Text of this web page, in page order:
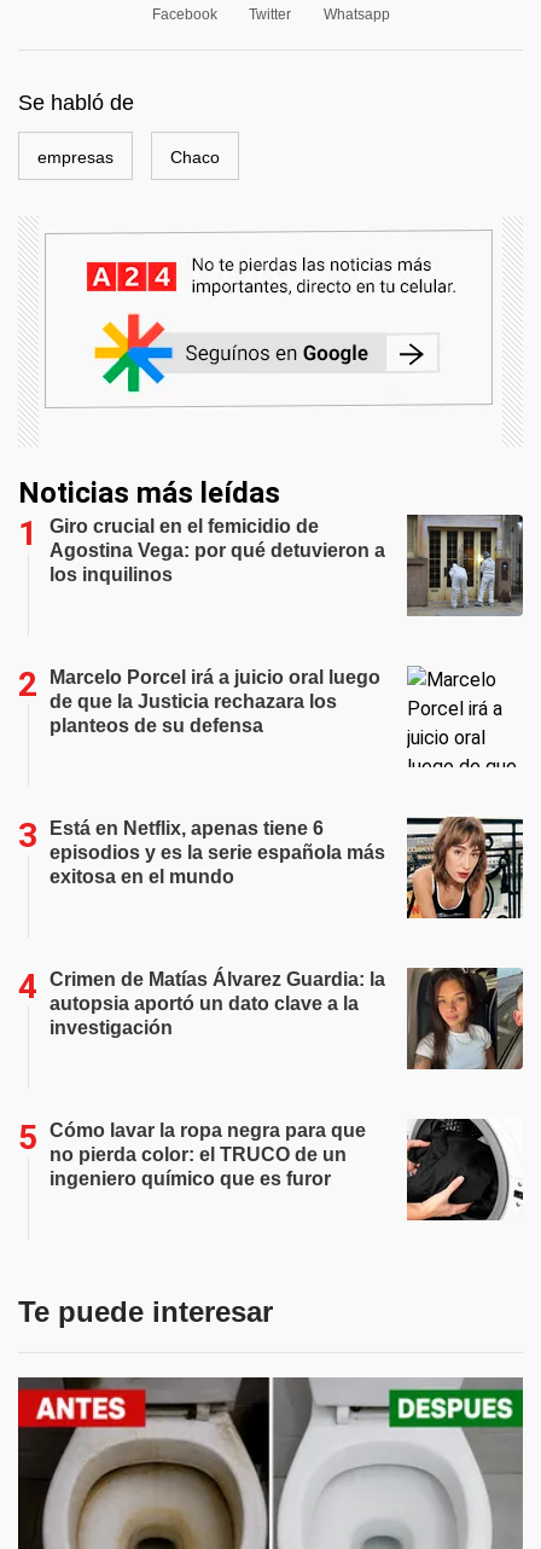
Facebook Twitter Whatsapp
Se habló de
empresas Chaco
Noticias más leídas
Giro crucial en el femicidio de
Agostina Vega: por qué detuvieron a
los inquilinos
Marcelo Porcel irá a juicio oral luego
de que la Justicia rechazara los
planteos de su defensa
Está en Netflix, apenas tiene 6
episodios y es la serie española más
exitosa en el mundo
Crimen de Matías Álvarez Guardia: la
autopsia aportó un dato clave a la
investigación
Cómo lavar la ropa negra para que
no pierda color: el TRUCO de un
ingeniero químico que es furor
Te puede interesar